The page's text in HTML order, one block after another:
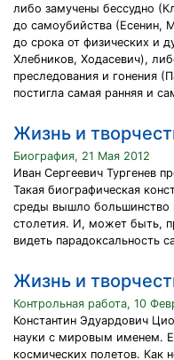
либо замучены бессудно
до самоубийства (Есенин,
до срока от физических и
Хлебников, Ходасевич),
преследования и гонения
постигла самая ранняя и
Жизнь и
Биография, 21 Мая 2012
Иван Сергеевич Тургенев
Такая биографическая
среды вышло большинство
столетия. И, может быть,
видеть парадоксальность
Жизнь и
Контрольная работа, 10
Константин Эдуардович
науки с мировым именем.
космических полетов. Как